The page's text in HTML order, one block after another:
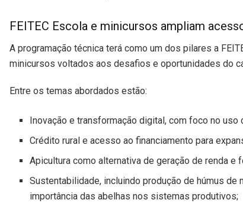
FEITEC Escola e minicursos ampliam
A programação técnica terá como um dos pilares a
minicursos voltados aos desafios e oportunidades do
Entre os temas abordados estão:
Inovação e transformação digital, com foco no
Crédito rural e acesso ao financiamento para
Apicultura como alternativa de geração de renda e
Sustentabilidade, incluindo produção de húmus de
importância das abelhas nos sistemas produtivos;